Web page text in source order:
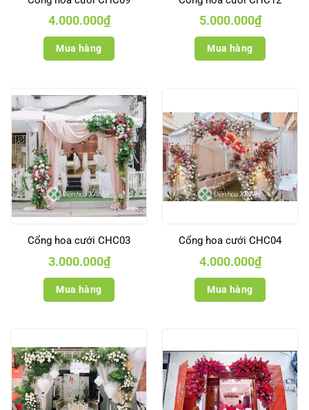
4.000.000₫
Mua hàng
5.000.000₫
Mua hàng
Cổng hoa cưới CHC03
3.000.000₫
Mua hàng
Cổng hoa cưới CHC04
4.000.000₫
Mua hàng